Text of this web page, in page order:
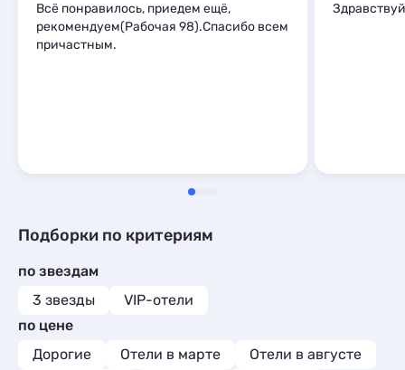
Всё понравилось, приедем ещё,
рекомендуем(Рабочая 98).Спасибо всем
причастным.
Подборки по критериям
по звездам
3 звезды
VIP-отели
по цене
Дорогие
Отели в марте
Отели в августе